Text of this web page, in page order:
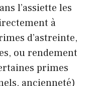
l’assiette les
à
d’astreinte,
ou rendement
primes
ancienneté)